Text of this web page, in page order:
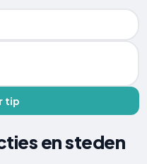
tip
en steden